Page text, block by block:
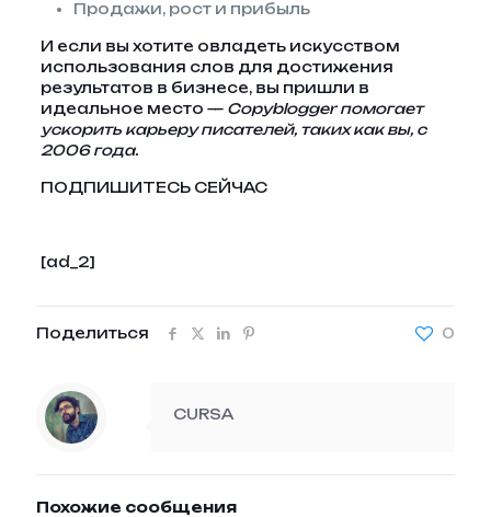
Продажи, рост и прибыль
И если вы хотите овладеть искусством
использования слов для достижения
результатов в бизнесе, вы пришли в
идеальное место — Copyblogger помогает
ускорить карьеру писателей, таких как вы, с
2006 года.
ПОДПИШИТЕСЬ СЕЙЧАС
[ad_2]
Поделиться 0
CURSA
Похожие сообщения